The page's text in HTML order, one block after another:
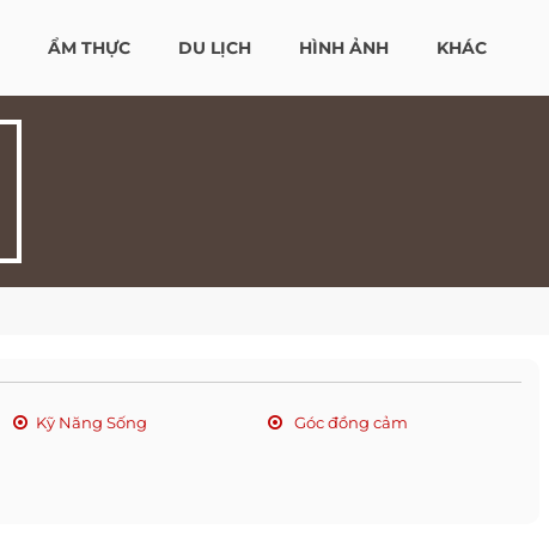
ẨM THỰC DU LỊCH HÌNH ẢNH KHÁC
Kỹ Năng Sống
Góc đồng cảm